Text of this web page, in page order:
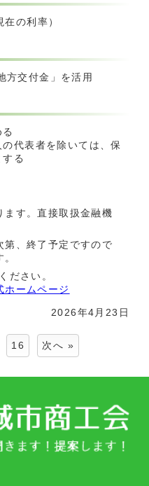
の利率）
交付金」を活用
代表者を除いては、保
る
す。直接取扱金融機
、終了予定ですので
ださい。
ホームページ
2026年4月23日
16 次へ »